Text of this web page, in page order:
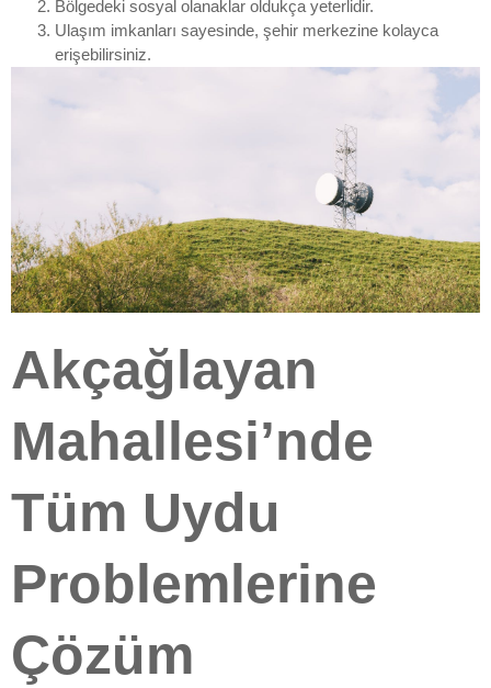
Bölgedeki sosyal olanaklar oldukça yeterlidir.
Ulaşım imkanları sayesinde, şehir merkezine kolayca
erişebilirsiniz.
Akçağlayan
Mahallesi’nde
Tüm Uydu
Problemlerine
Çözüm